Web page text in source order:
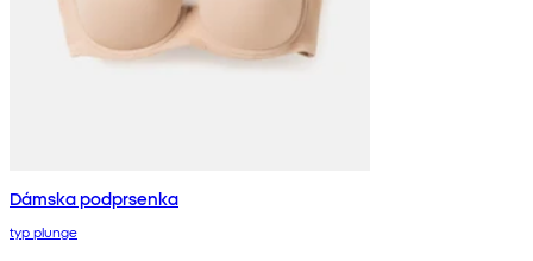
Dámska podprsenka
typ plunge